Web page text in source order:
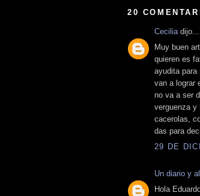
20
Cecilia dijo...
Muy buen
quieren es
ayudita para
van a lograr
no va a ser
verguenza y
cacerolas,
das para
29 DE
Un diario y
Hola